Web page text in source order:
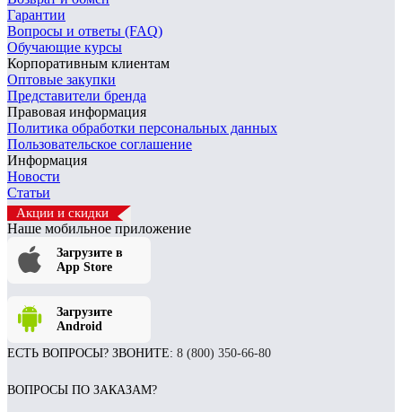
Гарантии
Вопросы и ответы (FAQ)
Обучающие курсы
Корпоративным клиентам
Оптовые закупки
Представители бренда
Правовая информация
Политика обработки персональных данных
Пользовательское соглашение
Информация
Новости
Статьи
Акции и скидки
Наше мобильное приложение
Загрузите в
App Store
Загрузите
Android
ЕСТЬ ВОПРОСЫ? ЗВОНИТЕ: 8 (800) 350-66-80
ВОПРОСЫ ПО ЗАКАЗАМ?